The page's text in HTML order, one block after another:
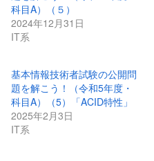
科目A）（５）
2024年12月31日
IT系
基本情報技術者試験の公開問
題を解こう！（令和5年度・
科目A）（5）「ACID特性」
2025年2月3日
IT系